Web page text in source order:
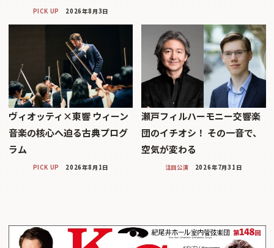
PICK UP 2026年8月3日
ヴィオッティ×東響 ウィーン
音楽の核心へ迫る古典プログ
ラム
PICK UP 2026年8月1日
瀬戸フィルハーモニー交響楽
団のイチオシ！ その一音で、
空気が変わる
注目公演 2026年7月31日